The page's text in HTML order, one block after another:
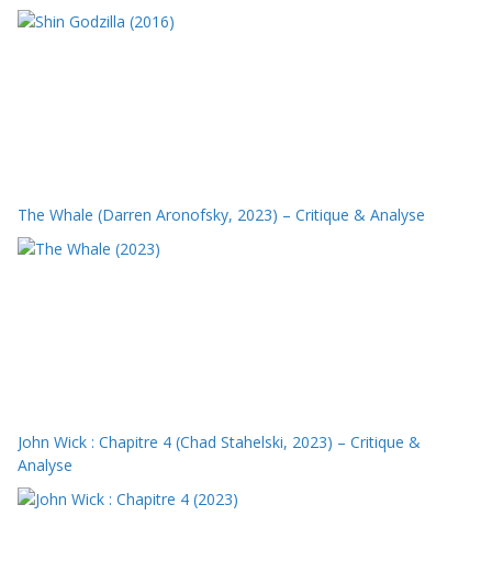
The Whale (Darren Aronofsky, 2023) – Critique & Analyse
John Wick : Chapitre 4 (Chad Stahelski, 2023) – Critique &
Analyse